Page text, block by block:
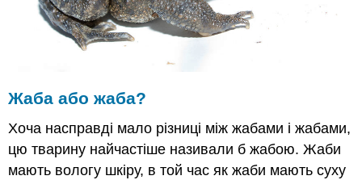
зробити
жаби
відтворювати?
їдять?
Дізнатися
більше
Жаба або жаба?
Хоча насправді мало різниці між жабами і жабами,
цю тварину найчастіше називали б жабою. Жаби
мають вологу шкіру, в той час як жаби мають суху